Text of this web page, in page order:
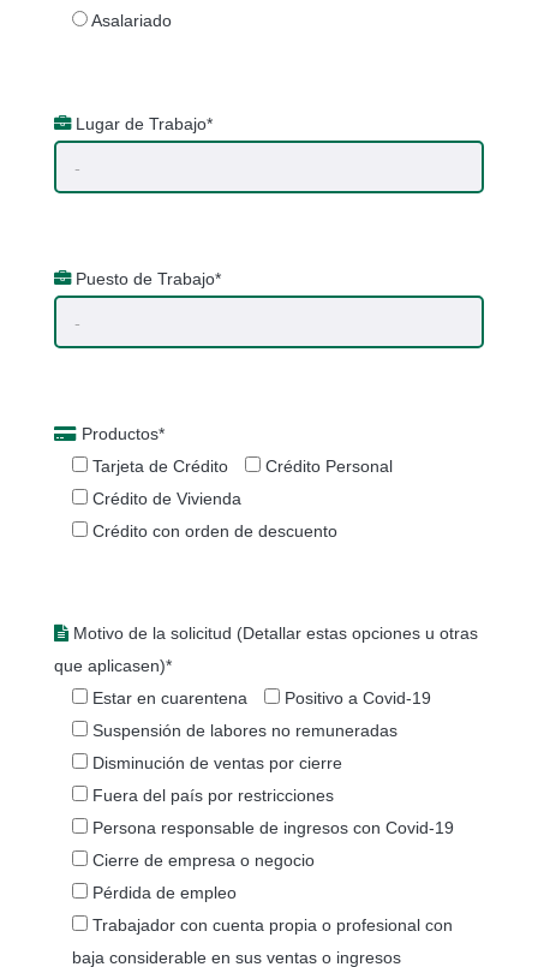
Asalariado
Lugar de Trabajo*
Puesto de Trabajo*
Productos*
Tarjeta de Crédito
Crédito Personal
Crédito de Vivienda
Crédito con orden de descuento
Motivo de la solicitud (Detallar estas opciones u otras
que aplicasen)*
Estar en cuarentena
Positivo a Covid-19
Suspensión de labores no remuneradas
Disminución de ventas por cierre
Fuera del país por restricciones
Persona responsable de ingresos con Covid-19
Cierre de empresa o negocio
Pérdida de empleo
Trabajador con cuenta propia o profesional con
baja considerable en sus ventas o ingresos